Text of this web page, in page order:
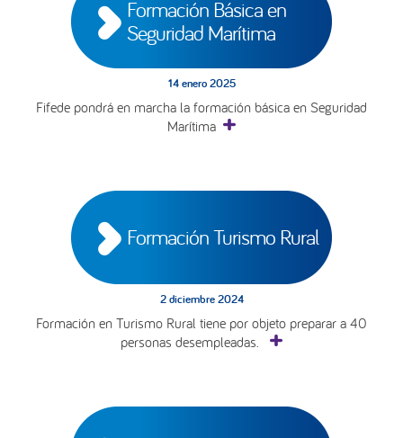
Formación Básica en
Seguridad Marítima
14 enero 2025
Fifede pondrá en marcha la formación básica en Seguridad
Marítima
Formación Turismo Rural
2 diciembre 2024
Formación en Turismo Rural tiene por objeto preparar a 40
personas desempleadas.